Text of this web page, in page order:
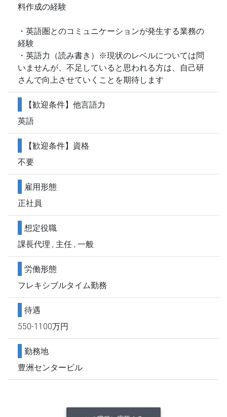
料作成の経験
・英語圏とのコミュニケーションが発生する業務の
経験
・英語力（読み書き）※現状のレベルについては問
いませんが、不足していると思われる方は、自己研
さんで向上させていくことを期待します
【歓迎条件】他言語力
英語
【歓迎条件】資格
不要
雇用形態
正社員
想定役職
課長代理 , 主任 , 一般
労働形態
フレキシブルタイム勤務
待遇
550-1100万円
勤務地
豊洲センタービル